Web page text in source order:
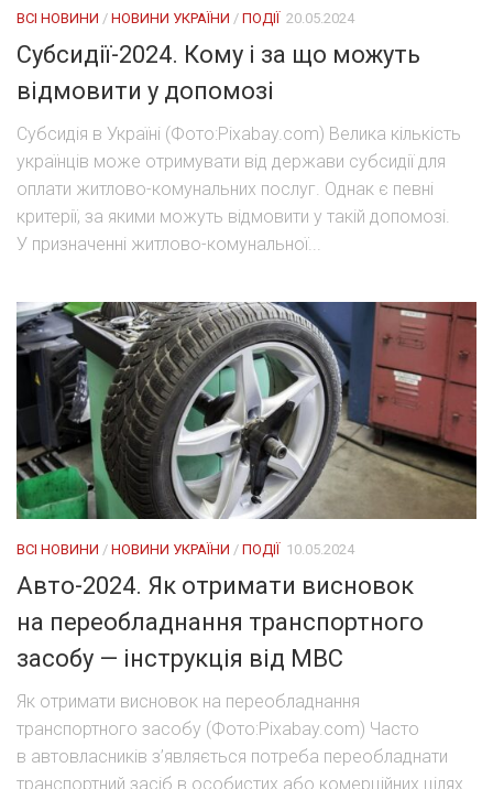
ВСІ НОВИНИ / НОВИНИ УКРАЇНИ / ПОДІЇ 20.05.2024
Субсидії-2024. Кому і за що можуть
відмовити у допомозі
Субсидія в Україні (Фото:Pixabay.com) Велика кількість
українців може отримувати від держави субсидії для
оплати житлово-комунальних послуг. Однак є певні
критерії, за якими можуть відмовити у такій допомозі.
У призначенні житлово-комунальної...
ВСІ НОВИНИ / НОВИНИ УКРАЇНИ / ПОДІЇ 10.05.2024
Авто-2024. Як отримати висновок
на переобладнання транспортного
засобу — інструкція від МВС
Як отримати висновок на переобладнання
транспортного засобу (Фото:Pixabay.com) Часто
в автовласників з’являється потреба переобладнати
транспортний засіб в особистих або комерційних цілях.